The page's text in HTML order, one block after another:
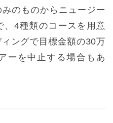
のものからニュージー
、4種類のコースを用意
ングで目標金額の30万
ーを中止する場合もあ